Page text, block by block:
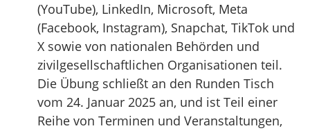
(YouTube), LinkedIn, Microsoft, Meta
(Facebook, Instagram), Snapchat, TikTok und
X sowie von nationalen Behörden und
zivilgesellschaftlichen Organisationen teil.
Die Übung schließt an den Runden Tisch
vom 24. Januar 2025 an, und ist Teil einer
Reihe von Terminen und Veranstaltungen,